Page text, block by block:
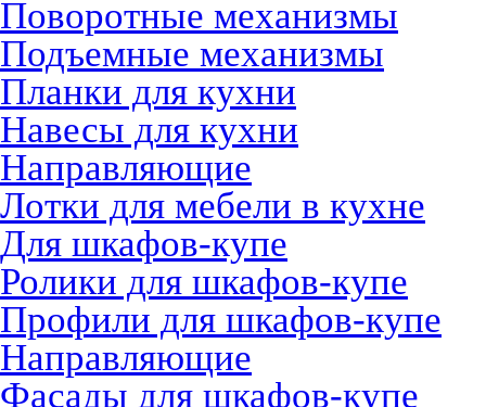
Поворотные механизмы
Подъемные механизмы
Планки для кухни
Навесы для кухни
Направляющие
Лотки для мебели в кухне
Для шкафов-купе
Ролики для шкафов-купе
Профили для шкафов-купе
Направляющие
Фасады для шкафов-купе